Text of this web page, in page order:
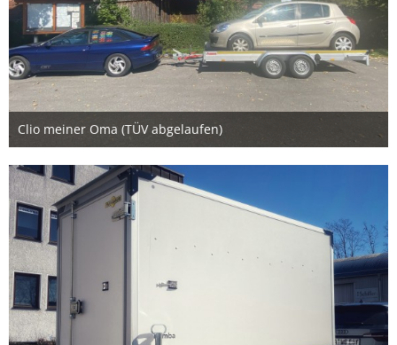
Clio meiner Oma (TÜV abgelaufen)
9. September 2023